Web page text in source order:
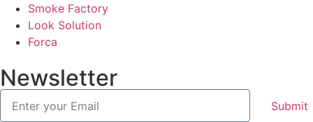
Smoke Factory
Look Solution
Forca
Newsletter
Submit